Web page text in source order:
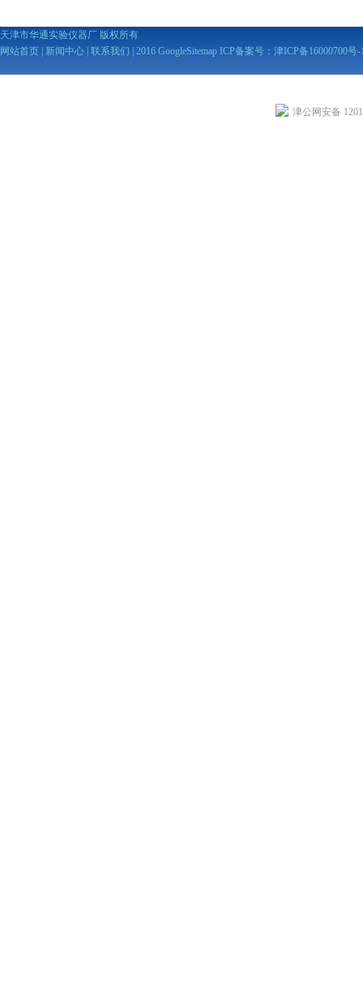
天津市华通实验仪器厂 版权所有
网站首页
新闻中心 联系我们 | 2016 GoogleSitemap ICP备案号： 津ICP备16000700号-
津公网安备